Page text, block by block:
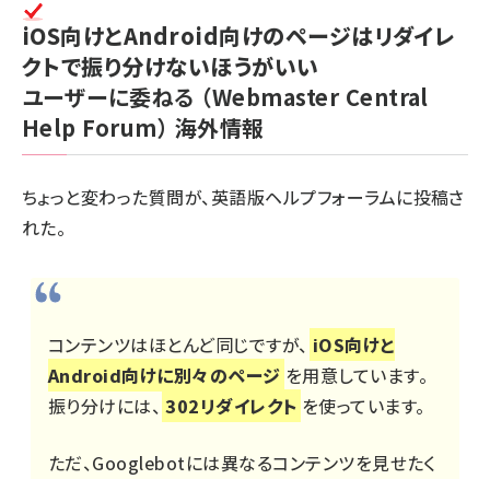
iOS向けとAndroid向けのページはリダイレ
クトで振り分けないほうがいい
ユーザーに委ねる （Webmaster Central
Help Forum） 海外情報
ちょっと変わった質問が、英語版ヘルプフォーラムに投稿さ
れた。
コンテンツはほとんど同じですが、 iOS向けと
Android向けに別々のページ を用意しています。
振り分けには、 302リダイレクト を使っています。
ただ、Googlebotには異なるコンテンツを見せたく